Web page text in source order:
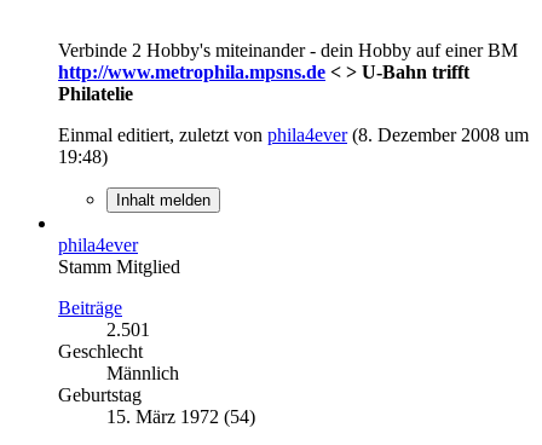
Verbinde 2 Hobby's miteinander - dein Hobby auf einer BM
http://www.metrophila.mpsns.de < > U-Bahn trifft
Philatelie
Einmal editiert, zuletzt von phila4ever(8. Dezember 2008 um
19:48)
Inhalt melden
phila4ever
Stamm Mitglied
Beiträge
2.501
Geschlecht
Männlich
Geburtstag
15. März 1972 (54)